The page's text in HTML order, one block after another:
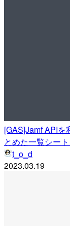
[GAS]Jamf APIを
とめた一覧シー
t_o_d
2023.03.19